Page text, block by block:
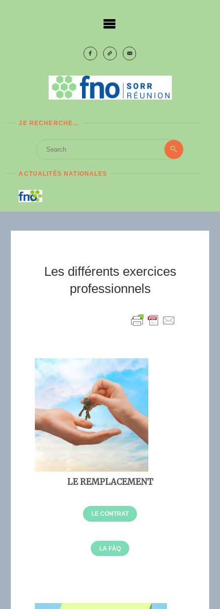
JE RECHERCHE…
Search
Search
ACTUALITÉS NATIONALES
Les différents exercices
professionnels
LE REMPLACEMENT
LE CONTRAT
LA FÀQ